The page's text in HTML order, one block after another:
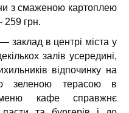
з смаженою картоплею
259 грн.
заклад в центрі міста у
залів усередині,
відпочинку на
зеленою терасою в
кафе справжнє